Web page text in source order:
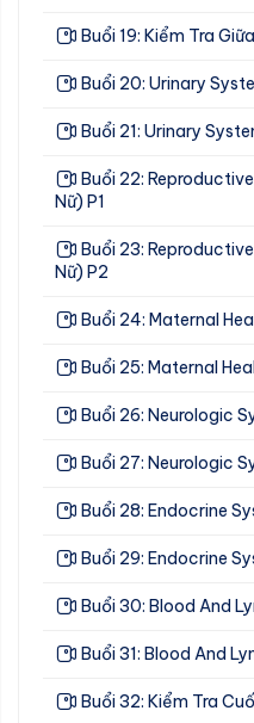
Buổi 19: Kiểm Tra
Buổi 20: Urinary
Buổi 21: Urinary
Buổi 22:
Nữ) P1
Buổi 23:
Nữ) P2
Buổi 24: Maternal
Buổi 25: Maternal
Buổi 26: Neurologic
Buổi 27: Neurologic
Buổi 28: Endocrine
Buổi 29: Endocrine
Buổi 30: Blood And
Buổi 31: Blood And
Buổi 32: Kiểm Tra